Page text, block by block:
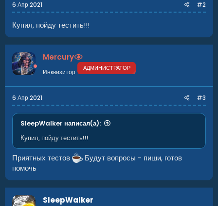
6 Апр 2021 #2
Купил, пойду тестить!!!
Mercury
Инквизитор АДМИНИСТРАТОР
6 Апр 2021 #3
SleepWalker написал(а):
Купил, пойду тестить!!!
Приятных тестов
Будут вопросы - пиши, готов
помочь
SleepWalker